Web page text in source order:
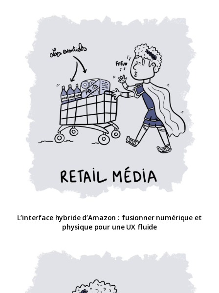
L’interface hybride d’Amazon : fusionner numérique et
physique pour une UX fluide